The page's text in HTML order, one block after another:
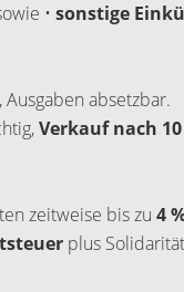
• sonstige
absetzbar.
Verkauf nach
zeitweise bis zu 4
plus